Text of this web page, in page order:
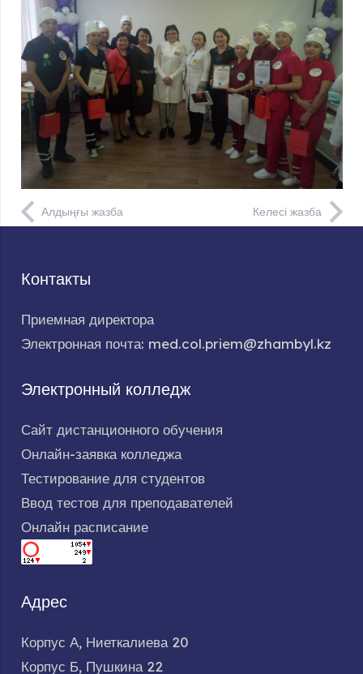
Алдыңғы жазба Келесі жазба
Контакты
Приемная директора
Электронная почта: med.col.priem@zhambyl.kz
Электронный колледж
Сайт дистанционного обучения
Онлайн-заявка колледжа
Тестирование для студентов
Ввод тестов для преподавателей
Онлайн расписание
Адрес
Корпус А, Ниеткалиева 20
Корпус Б, Пушкина 22